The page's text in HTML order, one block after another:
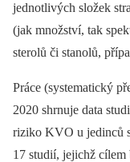
jednotlivých složek
(jak množství, tak
sterolů či stanolů,
Práce (systematický
2020 shrnuje data
riziko KVO u jedinců
17 studií, jejichž